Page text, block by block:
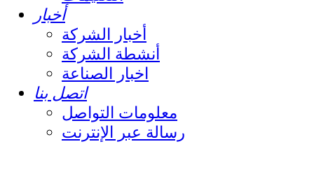
أخبار
أخبار الشركة
أنشطة الشركة
اخبار الصناعة
اتصل بنا
معلومات التواصل
رسالة عبر الإنترنت